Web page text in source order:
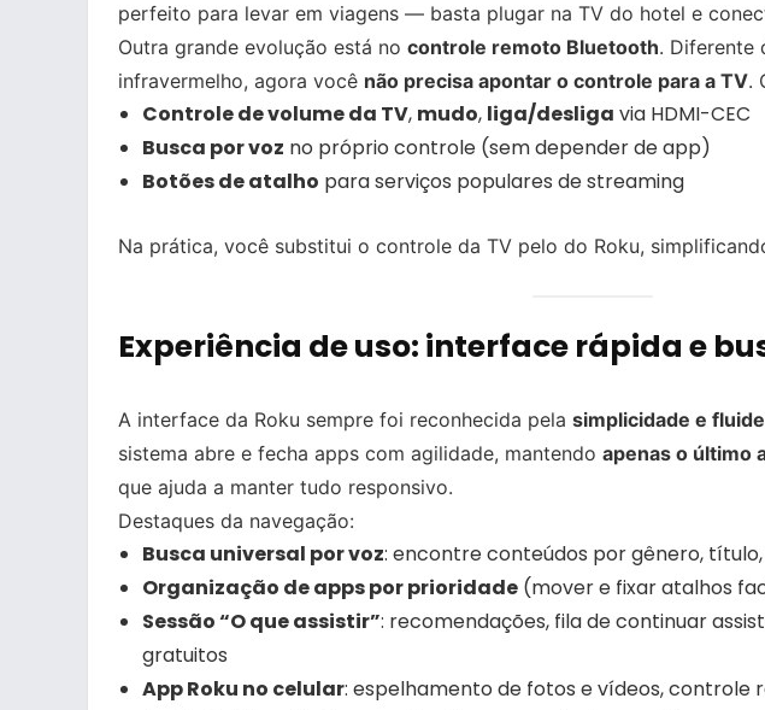
perfeito para levar em viagens — basta plugar na TV do hotel e
Outra grande evolução está no controle remoto Bluetooth. Diferente
infravermelho, agora você não precisa apontar o controle para a TV.
Controle de volume da TV, mudo, liga/desliga via HDMI-CEC
Busca por voz no próprio controle (sem depender de app)
Botões de atalho para serviços populares de streaming
Na prática, você substitui o controle da TV pelo do Roku,
Experiência de uso: interface rápida e
A interface da Roku sempre foi reconhecida pela simplicidade e
sistema abre e fecha apps com agilidade, mantendo apenas o último
que ajuda a manter tudo responsivo.
Destaques da navegação:
Busca universal por voz: encontre conteúdos por gênero,
Organização de apps por prioridade (mover e fixar atalhos
Sessão “O que assistir”: recomendações, fila de continuar
gratuitos
App Roku no celular: espelhamento de fotos e vídeos, controle